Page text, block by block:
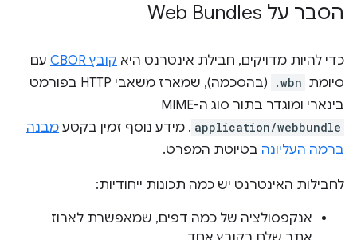
הסבר על Web Bundles
כדי להיות מדויקים, חבילת אינטרנט היא קובץ CBOR
עם
סיומת .wbn
(בהסכמה), שמארז משאבי HTTP בפורמט
בינארי ומוגדר בתור סוג ה-MIME
application/webbundle . מידע נוסף זמין בקטע מבנה
ברמה העליונה בטיוטת המפרט.
לחבילות האינטרנט יש כמה תכונות ייחודיות:
אנקפסולציה של כמה דפים, שמאפשרת לארוז